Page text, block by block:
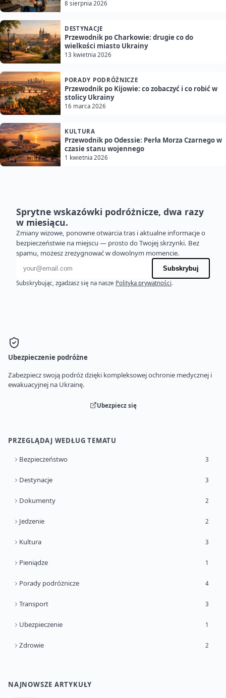
8 sierpnia 2026
DESTYNACJE
Przewodnik po Charkowie: drugie co do
wielkości miasto Ukrainy
13 kwietnia 2026
PORADY PODRÓŻNICZE
Przewodnik po Kijowie: co zobaczyć i co robić w
stolicy Ukrainy
16 marca 2026
KULTURA
Przewodnik po Odessie: Perła Morza Czarnego w
czasie stanu wojennego
1 kwietnia 2026
Sprytne wskazówki podróżnicze, dwa razy
w miesiącu.
Zmiany wizowe, ponowne otwarcia tras i aktualne informacje o
bezpieczeństwie na miejscu — prosto do Twojej skrzynki. Bez
spamu, możesz zrezygnować w dowolnym momencie.
Adres e-mail
Subskrybuj
Subskrybując, zgadzasz się na nasze Polityka prywatności.
Ubezpieczenie podróżne
Zabezpiecz swoją podróż dzięki kompleksowej ochronie medycznej i
ewakuacyjnej na Ukrainę.
Ubezpiecz się
PRZEGLĄDAJ WEDŁUG TEMATU
Bezpieczeństwo 3
Destynacje 3
Dokumenty 2
Jedzenie 2
Kultura 3
Pieniądze 1
Porady podróżnicze 4
Transport 3
Ubezpieczenie 1
Zdrowie 2
NAJNOWSZE ARTYKUŁY